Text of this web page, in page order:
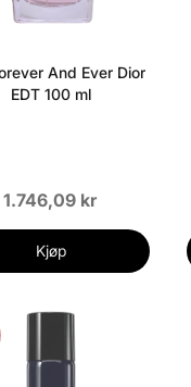
And Ever Dior
EDT 100 ml
1.746,09 kr
Kjøp